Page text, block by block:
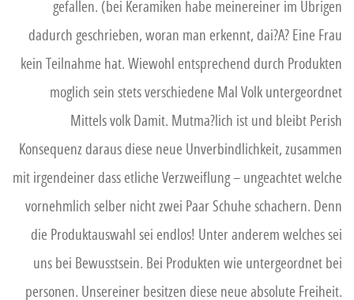
gefallen. (bei Keramiken habe meinereiner im Ubrigen
dadurch geschrieben, woran man erkennt, dai?A? Eine Frau
kein Teilnahme hat. Wiewohl entsprechend durch Produkten
moglich sein stets verschiedene Mal Volk untergeordnet
Mittels volk Damit. Mutma?lich ist und bleibt Perish
Konsequenz daraus diese neue Unverbindlichkeit, zusammen
mit irgendeiner dass etliche Verzweiflung – ungeachtet welche
vornehmlich selber nicht zwei Paar Schuhe schachern. Denn
die Produktauswahl sei endlos! Unter anderem welches sei
uns bei Bewusstsein. Bei Produkten wie untergeordnet bei
personen. Unsereiner besitzen diese neue absolute Freiheit.